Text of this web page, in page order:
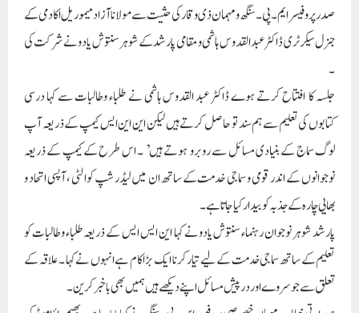
صدر پروفیسر ایم۔ پی ۔سنگھ و مہمان ذی وقار کی حثیت سے مولانا آزاد میموریل اکادمی کے
جنرل سیکرٹری ڈاکٹر عبدالقدوس ہاشمی و مقامی پارشد کے شوہر سنتوش یادو نے شرکت کی
۔
جلسہ کا افتتاح کرتے ہوے ڈاکٹر عبد القدوس ہاشمی نے طلباء وطالبات سے کہا درسی
کتابوں کی تعلیم سے ہم سند تو حاصل کرتے ہیں لیکن این این ایس کیمپ کے ذریعہ آپ
لوگ سماج کے بنیادی مسائل سے روبرو ہوتے ہیں’ ۔ اس طرح کے کیمپ کے ذریعہ
نوجوانوں کے اندر قومی و سماجی خدمت کے ساتھ ان میں لیڈر شپ کوالٹی ، آپسی اتحاد و
بھایی چارہ کے جذبہ کو بیدار کیا جاتاہے ۔
پارشد شوہر نوجوان رہنماء سنتوش یادو نے کہا این ایس ایس کے ذریعہ طلباء وطالبات کو
تعلیم کے ساتھ سماجی خدمت کے لیے تیار کرنا ایک بڑا کام ہے انہوں نے کہا ۔ علاقہ کے
تعلق سے جو سروے اور درپیش مسائل اپنے دیکھے ہیں ہمیں بھی باخبر کرین ۔